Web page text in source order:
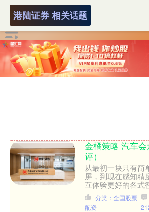
港陆证券 相关话题
金橘策略 汽车会
评）
从最初一块只有简
屏，到现在感知精
互体验更好的各式
智能车载设备发展
载设备制造增加值
分类：全国股票
配资